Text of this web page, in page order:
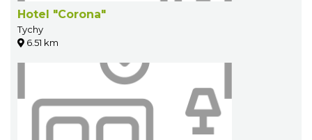
Hotel "Corona"
Tychy
6.51 km